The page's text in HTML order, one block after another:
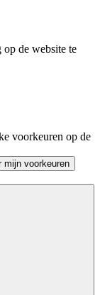
de website te
voorkeuren op de
mijn voorkeuren